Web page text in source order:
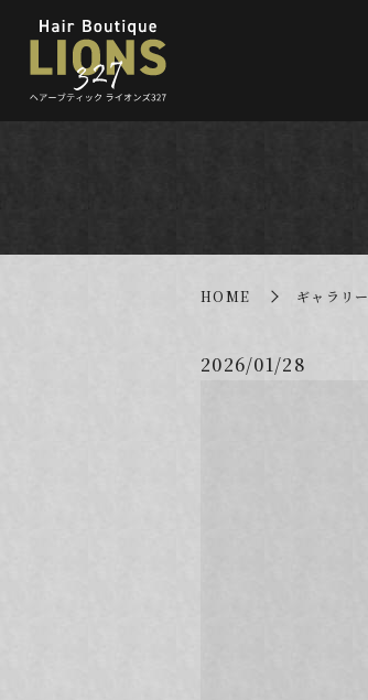
HOME ギャラリー
2026/01/28